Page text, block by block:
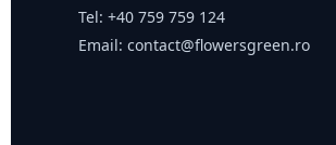
Tel: +40 759 759 124
Email: contact@flowersgreen.ro